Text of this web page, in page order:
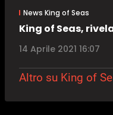
News King of Seas
King of Seas,
14 Aprile 2021 16:07
Altro su King of